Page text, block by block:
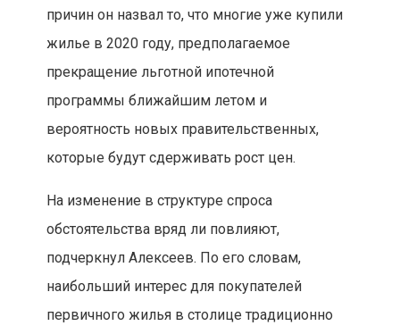
причин он назвал то, что многие уже купили
жилье в 2020 году, предполагаемое
прекращение льготной ипотечной
программы ближайшим летом и
вероятность новых правительственных,
которые будут сдерживать рост цен.
На изменение в структуре спроса
обстоятельства вряд ли повлияют,
подчеркнул Алексеев. По его словам,
наибольший интерес для покупателей
первичного жилья в столице традиционно